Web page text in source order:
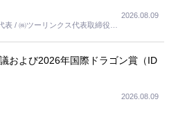
/ ㈱ツーリンクス代表取締役社
2026.08.09
および2026年国際ドラゴン賞（ID
2026.08.09